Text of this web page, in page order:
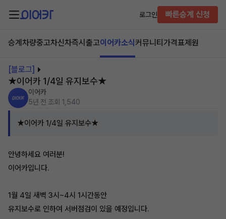
로그인 빠른승계 신청
승계차량중고차신차즉시출고이어카소식커뮤니티 가격표제원
[블로그]
★이어카 1/4일 유지보수★
이어카
5년 전 조회 1,540
★이어카 1/4일 유지보수★
안녕하세요 여러분!
이어카입니다.
1월 4일 새벽 3시~4시 1시간동안
유지보수로 인하여 서버점검이 있을 예정입니다.